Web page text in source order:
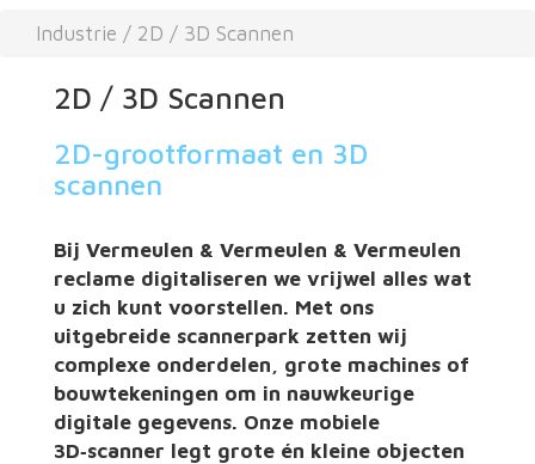
Industrie / 2D / 3D Scannen
2D / 3D Scannen
2D-grootformaat en 3D
scannen
Bij Vermeulen & Vermeulen & Vermeulen
reclame digitaliseren we vrijwel alles wat
u zich kunt voorstellen. Met ons
uitgebreide scannerpark zetten wij
complexe onderdelen, grote machines of
bouwtekeningen om in nauwkeurige
digitale gegevens. Onze mobiele
3D‑scanner legt grote én kleine objecten